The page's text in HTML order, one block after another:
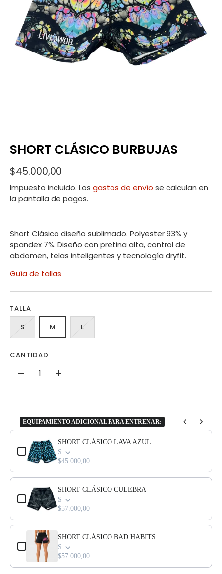
SHORT CLÁSICO BURBUJAS
$45.000,00
Impuesto incluido. Los gastos de envío se calculan en
la pantalla de pagos.
Short Clásico diseño sublimado. Polyester 93% y
spandex 7%. Diseño con pretina alta, control de
abdomen, telas inteligentes y tecnología dryfit.
Guía de tallas
TALLA
S
M L
CANTIDAD
+
EQUIPAMIENTO ADICIONAL PARA ENTRENAR:
Use the Previous and Next buttons to navigate through product
SHORT CLÁSICO LAVA AZUL
S
$45.000,00
SHORT CLÁSICO CULEBRA
S
$57.000,00
SHORT CLÁSICO BAD HABITS
S
$57.000,00